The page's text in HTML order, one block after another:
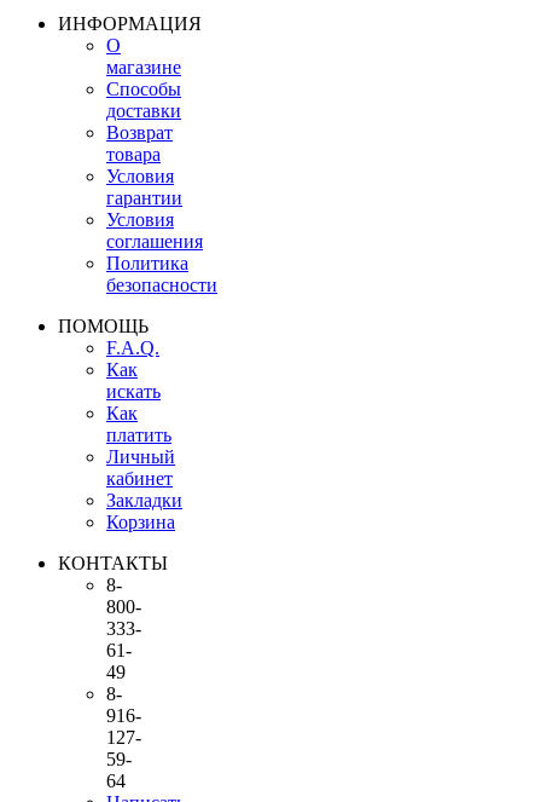
ИНФОРМАЦИЯ
О
магазине
Способы
доставки
Возврат
товара
Условия
гарантии
Условия
соглашения
Политика
безопасности
ПОМОЩЬ
F.A.Q.
Как
искать
Как
платить
Личный
кабинет
Закладки
Корзина
КОНТАКТЫ
8-
800-
333-
61-
49
8-
916-
127-
59-
64